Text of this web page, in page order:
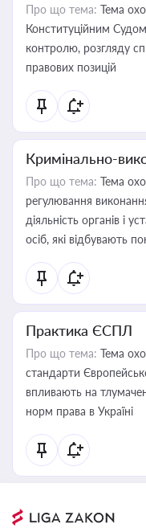
Про що тема: Тема
Конституційним
контролю, розгляду
правових позицій
Кримінально-
Про що тема: Тема
регулювання
діяльність органів і
осіб, які відбувають
Практика ЄСПЛ
Про що тема: Тема
стандарти
впливають на
норм права в Україні